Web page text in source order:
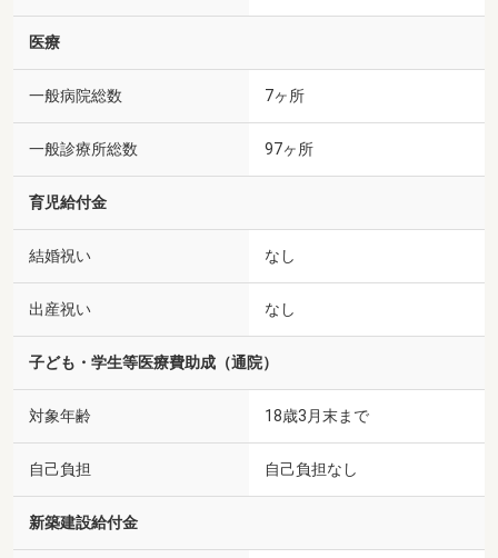
医療
一般病院総数 7ヶ所
一般診療所総数 97ヶ所
育児給付金
結婚祝い なし
出産祝い なし
子ども・学生等医療費助成（通院）
対象年齢 18歳3月末まで
自己負担 自己負担なし
新築建設給付金